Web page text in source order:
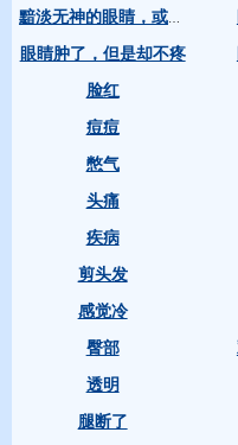
眼睛肿了，但是却不疼
脸红
痘痘
憋气
头痛
疾病
剪头发
感觉冷
臀部
透明
腿断了